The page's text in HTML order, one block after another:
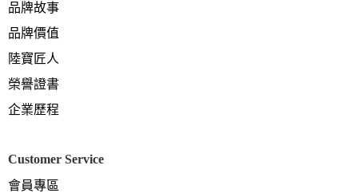
品牌故事
品牌價值
陸寶匠人
榮譽證書
企業歷程
Customer Service
會員專區